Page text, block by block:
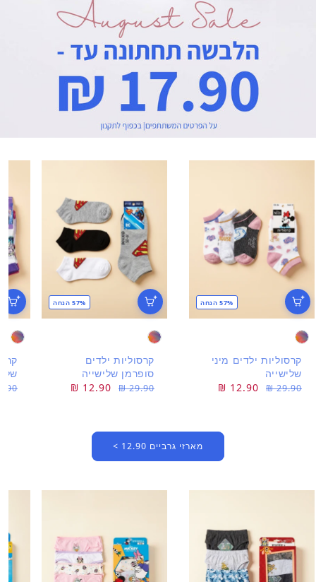
57% הנחה
קרסוליות ילדים מיני
שלישייה
מחיר
29.90 ₪
מחיר
12.90 ₪
57% הנחה
קרסוליות ילדים
סופרמן שלישייה
מחיר
29.90 ₪
מחיר
12.90 ₪
₪
מארזי גרביים 12.90 >